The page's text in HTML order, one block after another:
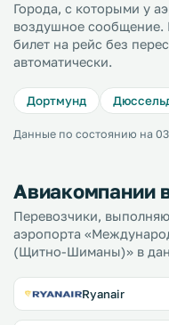
Города, с которыми у
воздушное
билет на рейс без
автоматически.
Дортмунд
Данные по состоянию на
Авиакомпании
Перевозчики,
аэропорта
(Щитно-Шиманы)» в
Ryanair